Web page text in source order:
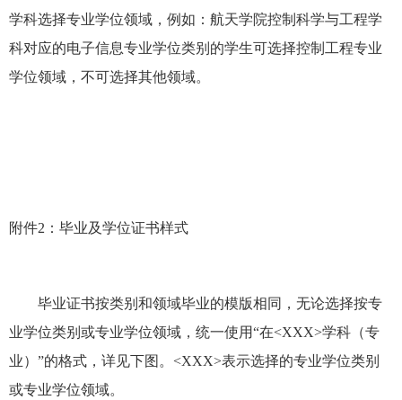
学科选择专业学位领域，例如：航天学院控制科学与工程学
科对应的电子信息专业学位类别的学生可选择控制工程专业
学位领域，不可选择其他领域。
附件2 ：毕业及学位证书样式
毕业证书按类别和领域毕业的模版相同，无论选择按专
业学位类别或专业学位领域，统一使用“在<XXX>学科（专
业）”的格式，详见下图。 <XXX>表示选择的专业学位类别
或专业学位领域。